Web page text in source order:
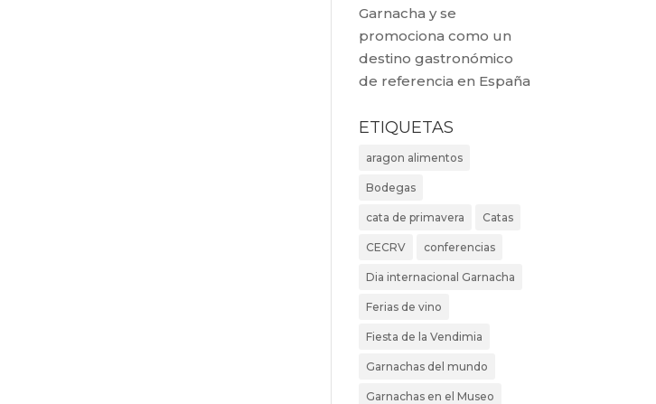
Garnacha y se
promociona como un
destino gastronómico
de referencia en España
ETIQUETAS
aragon alimentos
Bodegas
cata de primavera Catas
CECRV conferencias
Dia internacional Garnacha
Ferias de vino
Fiesta de la Vendimia
Garnachas del mundo
Garnachas en el Museo